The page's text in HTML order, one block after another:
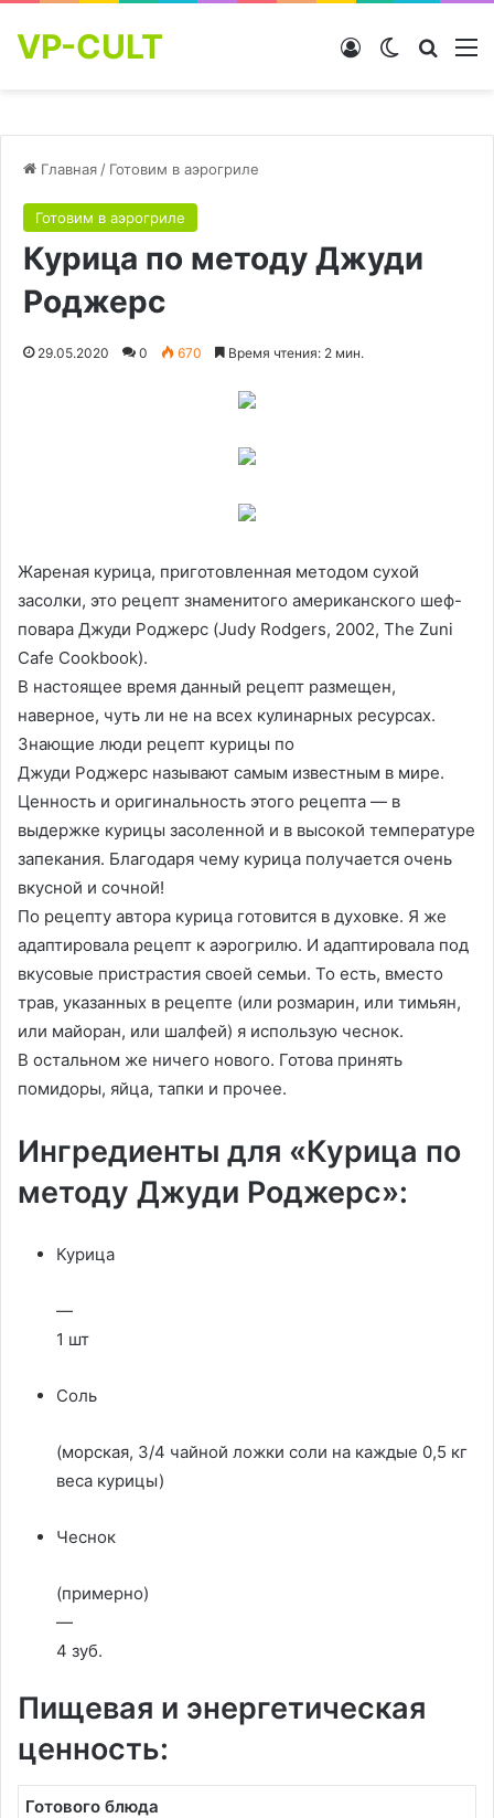
VP-CULT Switch skin
Войти
Главная / Готовим в аэрогриле
Готовим в аэрогриле
Курица по методу Джуди
Роджерс
29.05.2020 0 670 Время чтения: 2 мин.
Жареная курица, приготовленная методом сухой
засолки, это рецепт знаменитого американского шеф-
повара Джуди Роджерс (Judy Rodgers, 2002, The Zuni
Cafe Cookbook).
В настоящее время данный рецепт размещен,
наверное, чуть ли не на всех кулинарных ресурсах.
Знающие люди рецепт курицы по
Джуди Роджерс называют самым известным в мире.
Ценность и оригинальность этого рецепта — в
выдержке курицы засоленной и в высокой температуре
запекания. Благодаря чему курица получается очень
вкусной и сочной!
По рецепту автора курица готовится в духовке. Я же
адаптировала рецепт к аэрогрилю. И адаптировала под
вкусовые пристрастия своей семьи. То есть, вместо
трав, указанных в рецепте (или розмарин, или тимьян,
или майоран, или шалфей) я использую чеснок.
В остальном же ничего нового. Готова принять
помидоры, яйца, тапки и прочее.
Ингредиенты для «Курица по
методу Джуди Роджерс»:
Курица
—
1 шт
Соль
(морская, 3/4 чайной ложки соли на каждые 0,5 кг
веса курицы)
Чеснок
(примерно)
—
4 зуб.
Пищевая и энергетическая
ценность:
Готового блюда